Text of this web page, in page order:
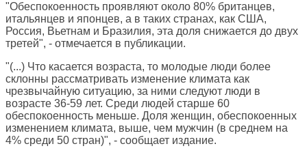
"Обеспокоенность проявляют около 80% британцев,
итальянцев и японцев, а в таких странах, как США,
Россия, Вьетнам и Бразилия, эта доля снижается до двух
третей", - отмечается в публикации.
"(...) Что касается возраста, то молодые люди более
склонны рассматривать изменение климата как
чрезвычайную ситуацию, за ними следуют люди в
возрасте 36-59 лет. Среди людей старше 60
обеспокоенность меньше. Доля женщин, обеспокоенных
изменением климата, выше, чем мужчин (в среднем на
4% среди 50 стран)", - сообщает издание.